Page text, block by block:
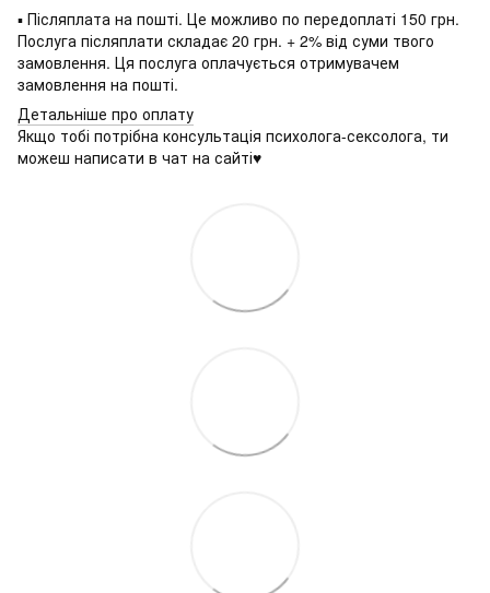
▪ Післяплата на пошті. Це можливо по передоплаті 150 грн.
Послуга післяплати складає 20 грн. + 2% від суми твого
замовлення. Ця послуга оплачується отримувачем
замовлення на пошті.
Детальніше про оплату
Якщо тобі потрібна консультація психолога-сексолога, ти
можеш написати в чат на сайті♥